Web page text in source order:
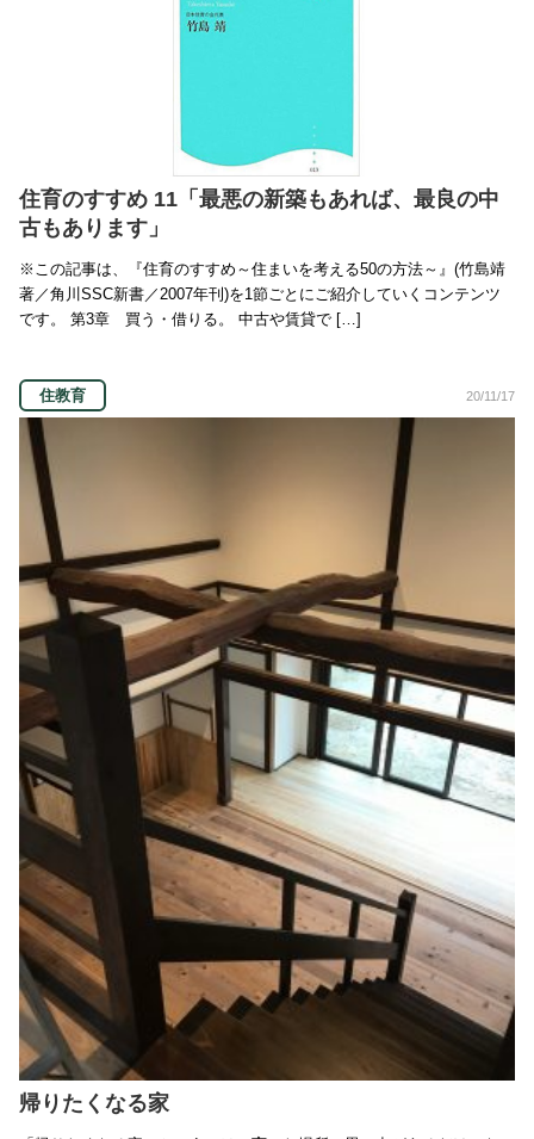
住育のすすめ 11「最悪の新築もあれば、最良の中
古もあります」
※この記事は、『住育のすすめ～住まいを考える50の方法～』(竹島靖
著／角川SSC新書／2007年刊)を1節ごとにご紹介していくコンテンツ
です。 第3章 買う・借りる。 中古や賃貸で […]
住教育 20/11/17
帰りたくなる家